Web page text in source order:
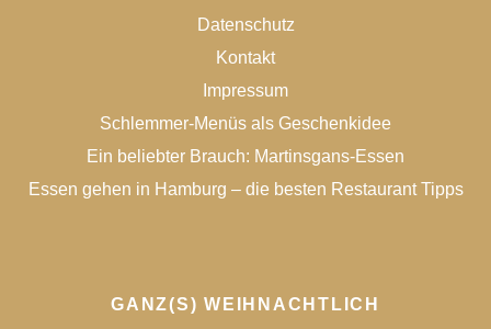
Datenschutz
Kontakt
Impressum
Schlemmer-Menüs als Geschenkidee
Ein beliebter Brauch: Martinsgans-Essen
Essen gehen in Hamburg – die besten Restaurant Tipps
GANZ(S) WEIHNACHTLICH